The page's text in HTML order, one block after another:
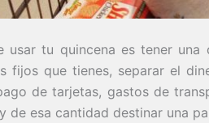
usar tu quincena es tener
fijos que tienes, separar el
de tarjetas, gastos de
de esa cantidad destinar una